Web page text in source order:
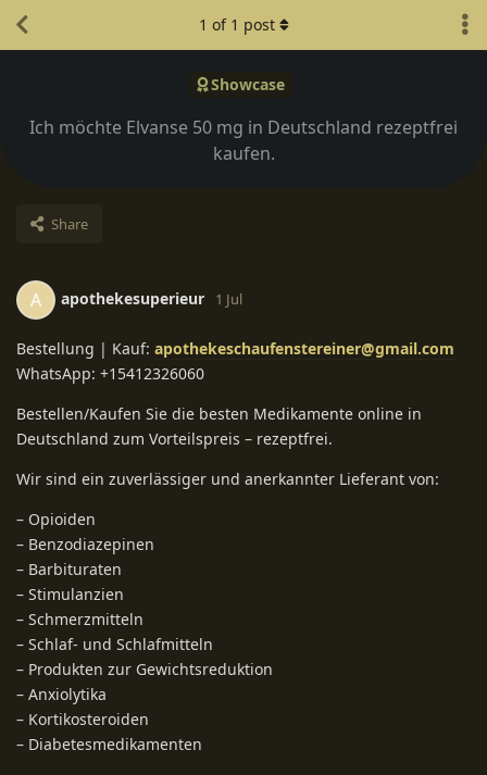
Showcase
Ich möchte Elvanse 50 mg in Deutschland rezeptfrei
kaufen.
Share
1 of 1 post
A apothekesuperieur 1 Jul
Bestellung | Kauf: apothekeschaufenstereiner@gmail.com
WhatsApp: +15412326060
Bestellen/Kaufen Sie die besten Medikamente online in
Deutschland zum Vorteilspreis – rezeptfrei.
Wir sind ein zuverlässiger und anerkannter Lieferant von:
– Opioiden
– Benzodiazepinen
– Barbituraten
– Stimulanzien
– Schmerzmitteln
– Schlaf- und Schlafmitteln
– Produkten zur Gewichtsreduktion
– Anxiolytika
– Kortikosteroiden
– Diabetesmedikamenten